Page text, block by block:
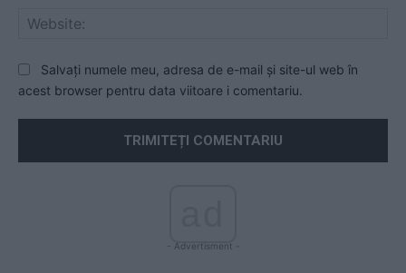
Salvați numele meu, adresa de e-mail și site-ul web în
acest browser pentru data viitoare i comentariu.
- Advertisment -